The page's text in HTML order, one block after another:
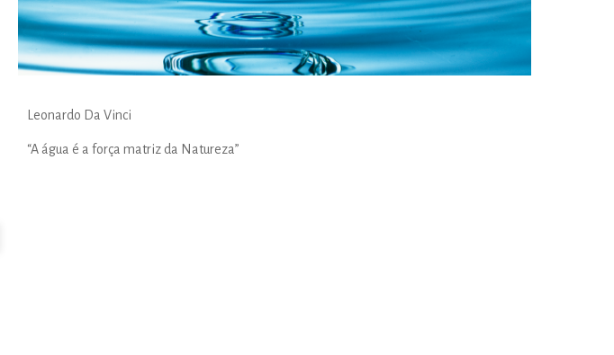
Leonardo Da Vinci
“A água é a força matriz da Natureza”